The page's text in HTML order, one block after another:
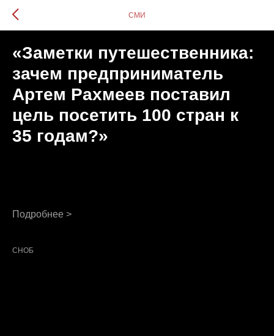
СМИ
«Заметки путешественника:
зачем предприниматель
Артем Рахмеев поставил
цель посетить 100 стран к
35 годам?»
Подробнее >
СНОБ